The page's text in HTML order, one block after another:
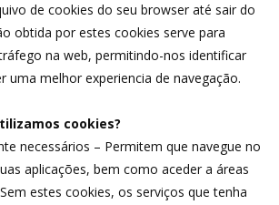
de cookies do seu browser até sair do
obtida por estes cookies serve para
na web, permitindo-nos identificar
uma melhor experiencia de navegação.
cookies?
necessários – Permitem que navegue no
aplicações, bem como aceder a áreas
estes cookies, os serviços que tenha